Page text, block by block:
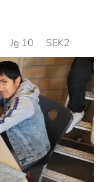
Jg 10 SEK2